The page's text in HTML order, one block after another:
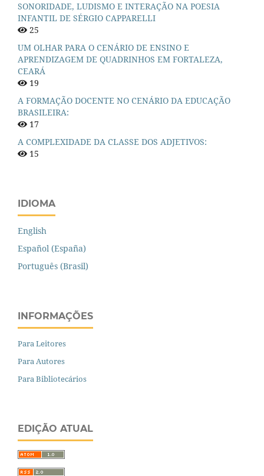
SONORIDADE, LUDISMO E INTERAÇÃO NA POESIA
INFANTIL DE SÉRGIO CAPPARELLI
25
UM OLHAR PARA O CENÁRIO DE ENSINO E
APRENDIZAGEM DE QUADRINHOS EM FORTALEZA,
CEARÁ
19
A FORMAÇÃO DOCENTE NO CENÁRIO DA EDUCAÇÃO
BRASILEIRA:
17
A COMPLEXIDADE DA CLASSE DOS ADJETIVOS:
15
IDIOMA
English
Español (España)
Português (Brasil)
INFORMAÇÕES
Para Leitores
Para Autores
Para Bibliotecários
EDIÇÃO ATUAL